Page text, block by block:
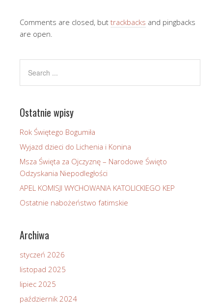
Comments are closed, but trackbacks and pingbacks
are open.
Ostatnie wpisy
Rok Świętego Bogumiła
Wyjazd dzieci do Lichenia i Konina
Msza Święta za Ojczyznę – Narodowe Święto
Odzyskania Niepodległości
APEL KOMISJI WYCHOWANIA KATOLICKIEGO KEP
Ostatnie nabożeństwo fatimskie
Archiwa
styczeń 2026
listopad 2025
lipiec 2025
październik 2024